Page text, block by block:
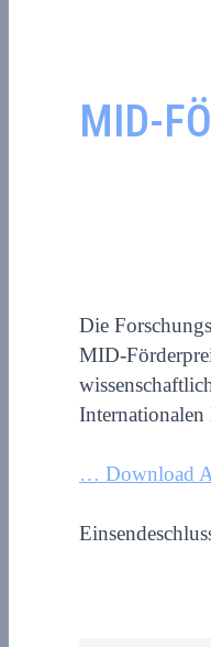
MID-
Die
MID-
… Download